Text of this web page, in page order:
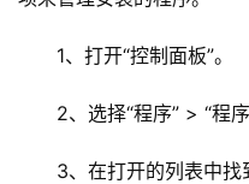
1、打开“控制面板”。
2、选择“程序” > “程序
3、在打开的列表中找